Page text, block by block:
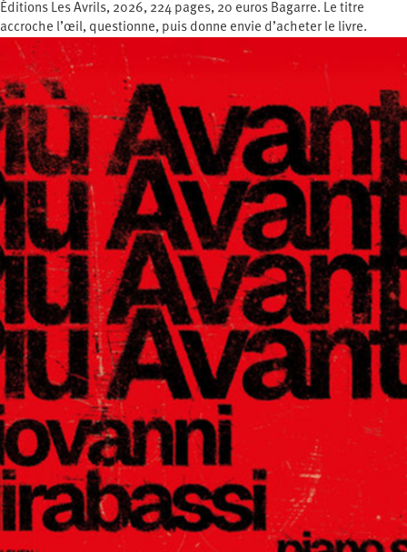
Éditions Les Avrils, 2026, 224 pages, 20 euros Bagarre. Le titre
accroche l’œil, questionne, puis donne envie d’acheter le livre.